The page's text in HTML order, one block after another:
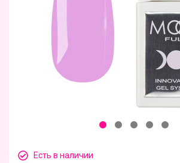
Есть в наличии